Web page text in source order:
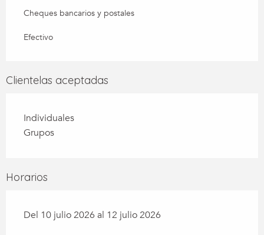
Cheques bancarios y postales
Efectivo
Clientelas aceptadas
Individuales
Grupos
Horarios
Del 10 julio 2026 al 12 julio 2026